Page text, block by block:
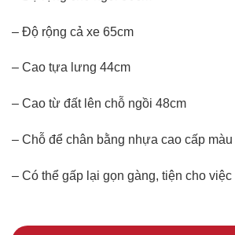
– Độ rộng cả xe 65cm
– Cao tựa lưng 44cm
– Cao từ đất lên chỗ ngồi 48cm
– Chỗ để chân bằng nhựa cao cấp màu
– Có thể gấp lại gọn gàng, tiện cho